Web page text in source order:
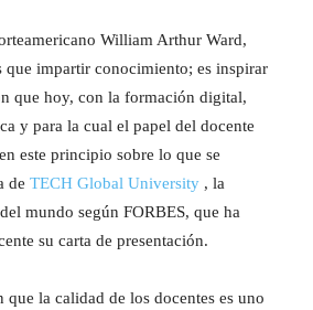
William Arthur Ward,
que impartir conocimiento; es inspirar
que hoy, con la formación digital,
y para la cual el papel del docente
este principio sobre lo que se
de TECH Global University , la
mundo según FORBES, que ha
su carta de presentación.
que la calidad de los docentes es uno